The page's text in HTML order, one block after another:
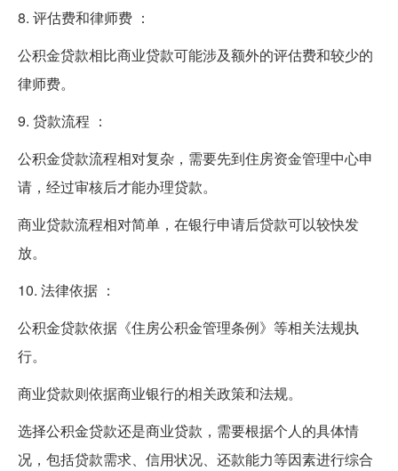
8. 评估费和律师费 ：
公积金贷款相比商业贷款可能涉及额外的评估费和较少的
律师费。
9. 贷款流程 ：
公积金贷款流程相对复杂，需要先到住房资金管理中心申
请，经过审核后才能办理贷款。
商业贷款流程相对简单，在银行申请后贷款可以较快发
放。
10. 法律依据 ：
公积金贷款依据《住房公积金管理条例》等相关法规执
行。
商业贷款则依据商业银行的相关政策和法规。
选择公积金贷款还是商业贷款，需要根据个人的具体情
况，包括贷款需求、信用状况、还款能力等因素进行综合